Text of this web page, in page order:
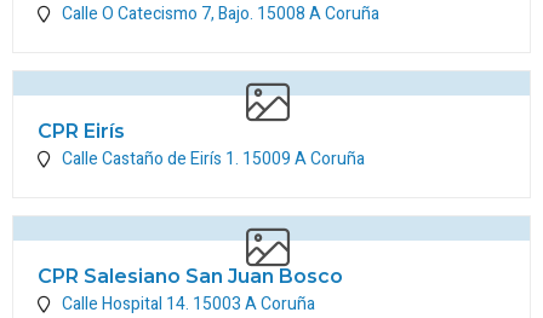
Calle O Catecismo 7, Bajo. 15008A Coruña
CPR Eirís
Calle Castaño de Eirís 1. 15009A Coruña
CPR Salesiano San Juan Bosco
Calle Hospital 14. 15003A Coruña